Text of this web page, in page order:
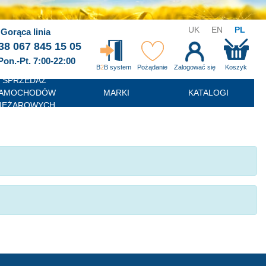
UK EN PL
Gorąca linia
067 845 15 05
Pt. 7:00-22:00
B2B system Pożądanie Zalogować się Koszyk
SPRZEDAŻ
MARKI KATALOGI